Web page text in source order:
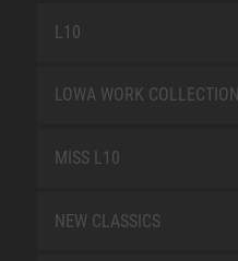
L10
LOWA WORK COLLECTION
MISS L10
NEW CLASSICS